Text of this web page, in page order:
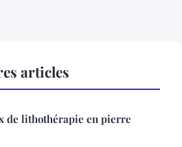
articles
de lithothérapie en pierre